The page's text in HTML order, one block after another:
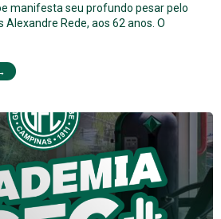
manifesta seu profundo pesar pelo
Rede, aos 62 anos. O